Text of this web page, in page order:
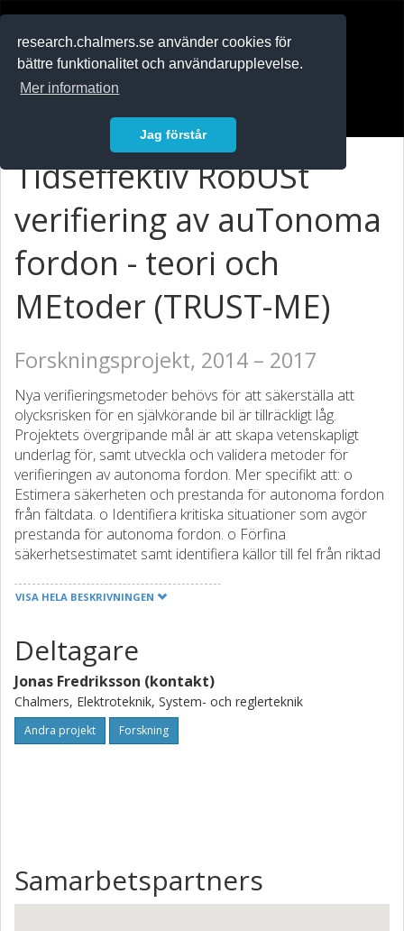
research.chalmers.se använder cookies för
bättre funktionalitet och användarupplevelse.
Mer information
Jag förstår
Tidseffektiv RobUSt
verifiering av auTonoma
fordon - teori och
MEtoder (TRUST-ME)
Forskningsprojekt, 2014 – 2017
Nya verifieringsmetoder behövs för att säkerställa att
olycksrisken för en självkörande bil är tillräckligt låg.
Projektets övergripande mål är att skapa vetenskapligt
underlag för, samt utveckla och validera metoder för
verifieringen av autonoma fordon. Mer specifikt att: o
Estimera säkerheten och prestanda för autonoma fordon
från fältdata. o Identifiera kritiska situationer som avgör
prestanda för autonoma fordon. o Förfina
säkerhetsestimatet samt identifiera källor till fel från riktad
loop´.
VISA HELA BESKRIVNINGEN
Deltagare
Jonas Fredriksson (kontakt)
Chalmers, Elektroteknik, System- och reglerteknik
Andra projekt Forskning
Samarbetspartners